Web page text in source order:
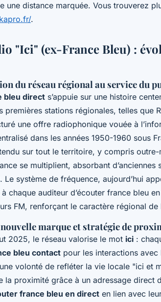
une distance marquée. Vous trouverez
.
"Ici" (ex-France Bleu) :
du réseau régional au service du
bleu direct s’appuie sur une histoire
premières stations régionales, telles que
une offre radiophonique vouée à
dans les années 1950-1960 sous
sur tout le territoire, y compris
se multiplient, absorbant d’anciennes
Le système de fréquence, aujourd’hui
chaque auditeur d’écouter france bleu
FM, renforçant le caractère régional de
marque et stratégie de
2025, le réseau valorise le mot ici :
bleu contact pour les interactions avec
volonté de refléter la vie locale "ici et
la proximité grâce à un adressage direct
france bleu en direct en lien avec